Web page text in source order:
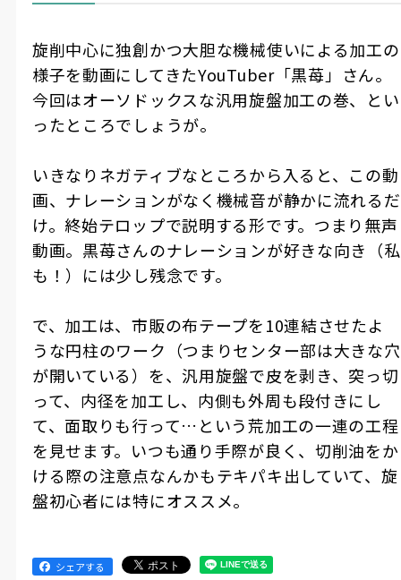
旋削中心に独創かつ大胆な機械使いによる加工の
様子を動画にしてきたYouTuber「黒苺」さん。
今回はオーソドックスな汎用旋盤加工の巻、とい
ったところでしょうが。
いきなりネガティブなところから入ると、この動
画、ナレーションがなく機械音が静かに流れるだ
け。終始テロップで説明する形です。つまり無声
動画。黒苺さんのナレーションが好きな向き（私
も！）には少し残念です。
で、加工は、市販の布テープを10連結させたよ
うな円柱のワーク（つまりセンター部は大きな穴
が開いている）を、汎用旋盤で皮を剥き、突っ切
って、内径を加工し、内側も外周も段付きにし
て、面取りも行って…という荒加工の一連の工程
を見せます。いつも通り手際が良く、切削油をか
ける際の注意点なんかもテキパキ出していて、旋
盤初心者には特にオススメ。
シェアする